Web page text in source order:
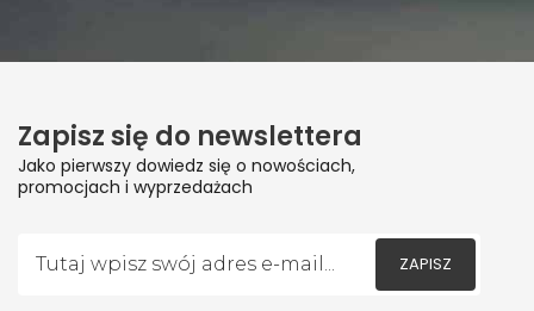
Zapisz się do newslettera
Jako pierwszy dowiedz się o nowościach,
promocjach i wyprzedażach
ZAPISZ